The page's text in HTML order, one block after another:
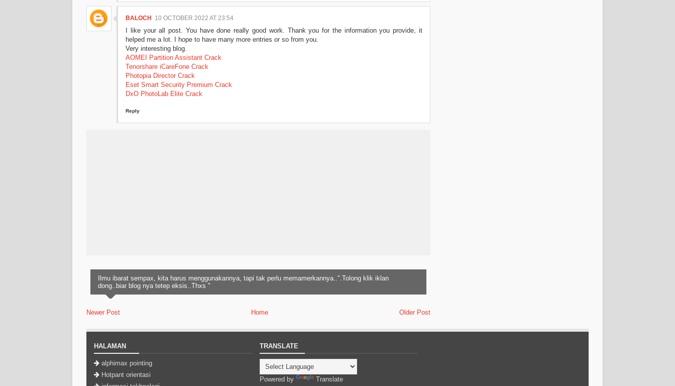
BALOCH 10 OCTOBER 2022 AT 23:54
I like your all post. You have done really good work. Thank you for the information you provide, it
helped me a lot. I hope to have many more entries or so from you.
Very interesting blog.
AOMEI Partition Assistant Crack
Tenorshare iCareFone Crack
Photopia Director Crack
Eset Smart Security Premium Crack
DxO PhotoLab Elite Crack
Reply
Ilmu ibarat sempax, kita harus menggunakannya, tapi tak perlu memamerkannya..".Tolong klik iklan
dong..biar blog nya tetep eksis..Thxs "
Newer Post Older Post
Home
HALAMAN
alphimax pointing
Hotpant orientasi
TRANSLATE
Powered by Translate